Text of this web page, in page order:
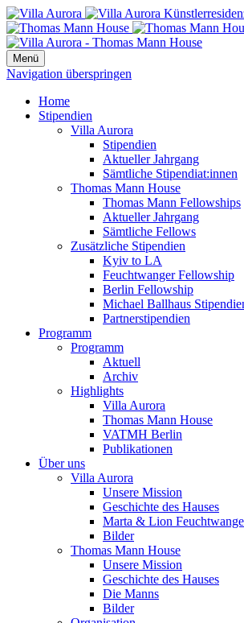
Menü
Navigation überspringen
Home
Stipendien
Villa Aurora
Stipendien
Aktueller Jahrgang
Sämtliche Stipendiat:innen
Thomas Mann House
Thomas Mann Fellowships
Aktueller Jahrgang
Sämtliche Fellows
Zusätzliche Stipendien
Kyiv to LA
Feuchtwanger Fellowship
Berlin Fellowship
Michael Ballhaus
Partnerstipendien
Programm
Programm
Aktuell
Archiv
Highlights
Villa Aurora
Thomas Mann House
VATMH Berlin
Publikationen
Über uns
Villa Aurora
Unsere Mission
Geschichte des Hauses
Marta & Lion
Bilder
Thomas Mann House
Unsere Mission
Geschichte des Hauses
Die Manns
Bilder